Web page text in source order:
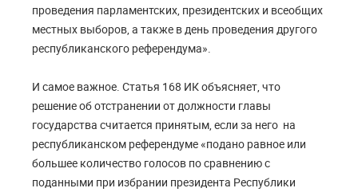
проведения парламентских, президентских и всеобщих
местных выборов, а также в день проведения другого
республиканского референдума».
И самое важное. Статья 168 ИК объясняет, что
решение об отстранении от должности главы
государства считается принятым, если за него на
республиканском референдуме «подано равное или
большее количество голосов по сравнению с
поданными при избрании президента Республики